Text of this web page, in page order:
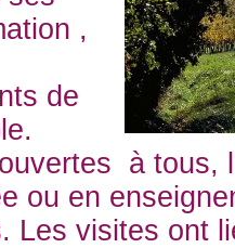
,
de
à tous,
ou en
Les visites ont